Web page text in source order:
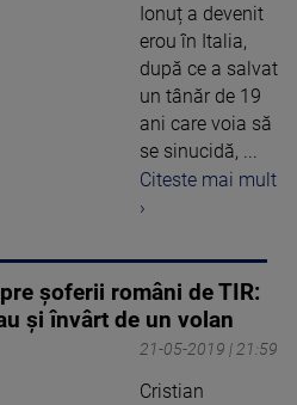
Ionuț a devenit
erou în Italia,
după ce a salvat
un tânăr de 19
ani care voia să
se sinucidă, ...
Citeste mai mult
›
șoferii români de TIR:
și învârt de un volan
21-05-2019 | 21:59
Cristian